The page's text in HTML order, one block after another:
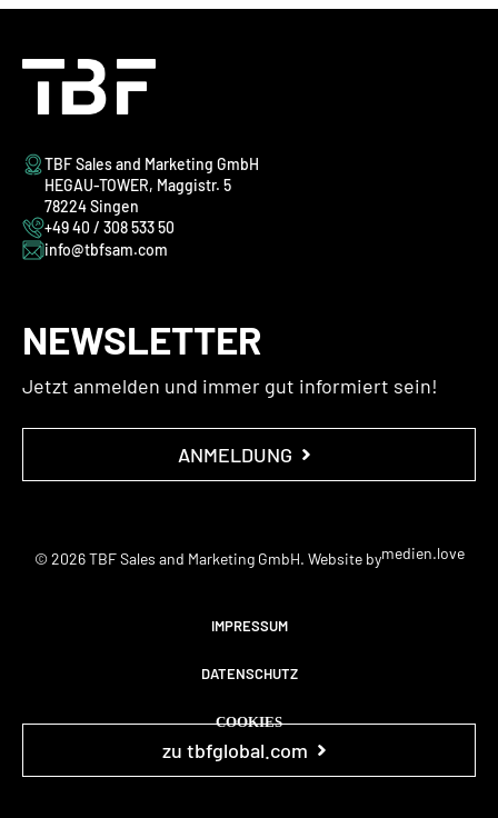
TBF Sales and Marketing GmbH
HEGAU-TOWER, Maggistr. 5
78224 Singen
+49 40 / 308 533 50
info@tbfsam.com
NEWSLETTER
Jetzt anmelden und immer gut informiert sein!
ANMELDUNG
© 2026 TBF Sales and Marketing GmbH. Website bymedien.love
IMPRESSUM
DATENSCHUTZ
COOKIES
zu tbfglobal.com